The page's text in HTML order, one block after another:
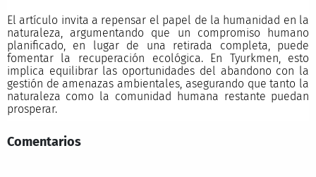
El artículo invita a repensar el papel de la humanidad en la
naturaleza, argumentando que un compromiso humano
planificado, en lugar de una retirada completa, puede
fomentar la recuperación ecológica. En Tyurkmen, esto
implica equilibrar las oportunidades del abandono con la
gestión de amenazas ambientales, asegurando que tanto la
naturaleza como la comunidad humana restante puedan
prosperar.
Comentarios